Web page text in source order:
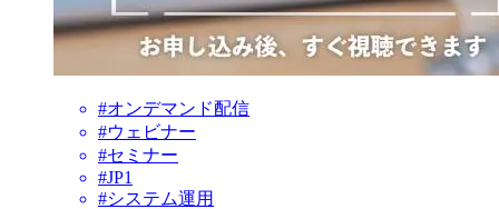
#オンデマンド配信
#ウェビナー
#セミナー
#JP1
#システム運用